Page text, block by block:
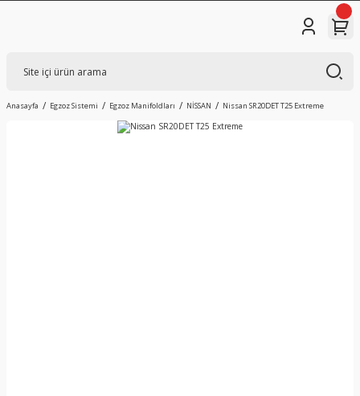
Anasayfa Egzoz Sistemi Egzoz Manifoldları NİSSAN Nissan SR20DET T25 Extreme